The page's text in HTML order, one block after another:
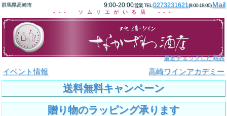
群馬県高崎市 9:00-20:00営業 TEL:0273231621(9:00-18:00)Mail
--- ソムリエがいる店 ---
最近チェックした商品
イベント情報 高崎ワインアカデミー
送料無料キャンペーン
贈り物のラッピング承ります